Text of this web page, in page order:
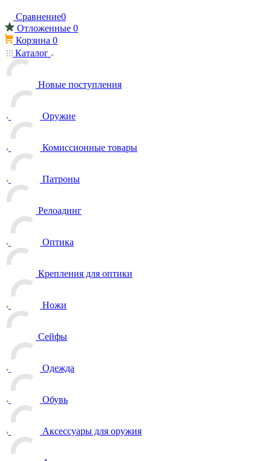
Сравнение0
Отложенные 0
Корзина 0
Каталог
Новые поступления
Оружие
Комиссионные товары
Патроны
Релоадинг
Оптика
Крепления для оптики
Ножи
Сейфы
Одежда
Обувь
Аксессуары для оружия